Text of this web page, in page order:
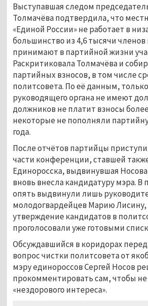
Выступавшая следом
Толмачёва подтвердила, что
«Единой России» не работает в
большинство из 4,6 тысячи членов
принимают в партийной жизни
Раскритиковала Толмачёва и
партийных взносов, в том числе
политсовета. По её данным,
руководящего органа не имеют
должников не платит взносы
некоторые не пополняли
года.
После отчётов партийцы
части конференции, ставшей
Единоросска, выдвинувшая Носова
вновь внесла кандидатуру мэра.
опять выдвинули лишь
молодогвардейцев Марию Лисину,
утверждение кандидатов в
проголосовали уже готовыми
Обсуждавшийся в коридорах
вопрос чистки политсовета от
мэру единороссов Сергей Носов
прокомментировать сам, чтобы
«нездорового интереса».